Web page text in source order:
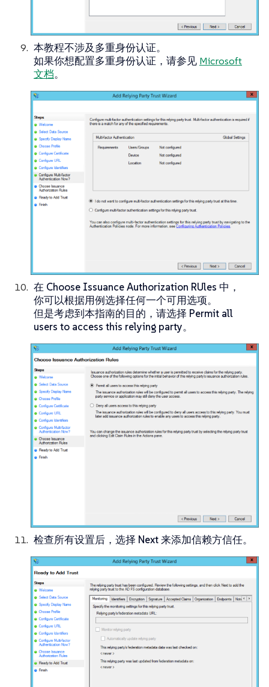
本教程不涉及多重身份认证。
如果你想配置多重身份认证，请参见 Microsoft
文档。
在 Choose Issuance Authorization RUles 中，
你可以根据用例选择任何一个可用选项。
但是考虑到本指南的目的，请选择 Permit all
users to access this relying party。
检查所有设置后，选择 Next来添加信赖方信任。